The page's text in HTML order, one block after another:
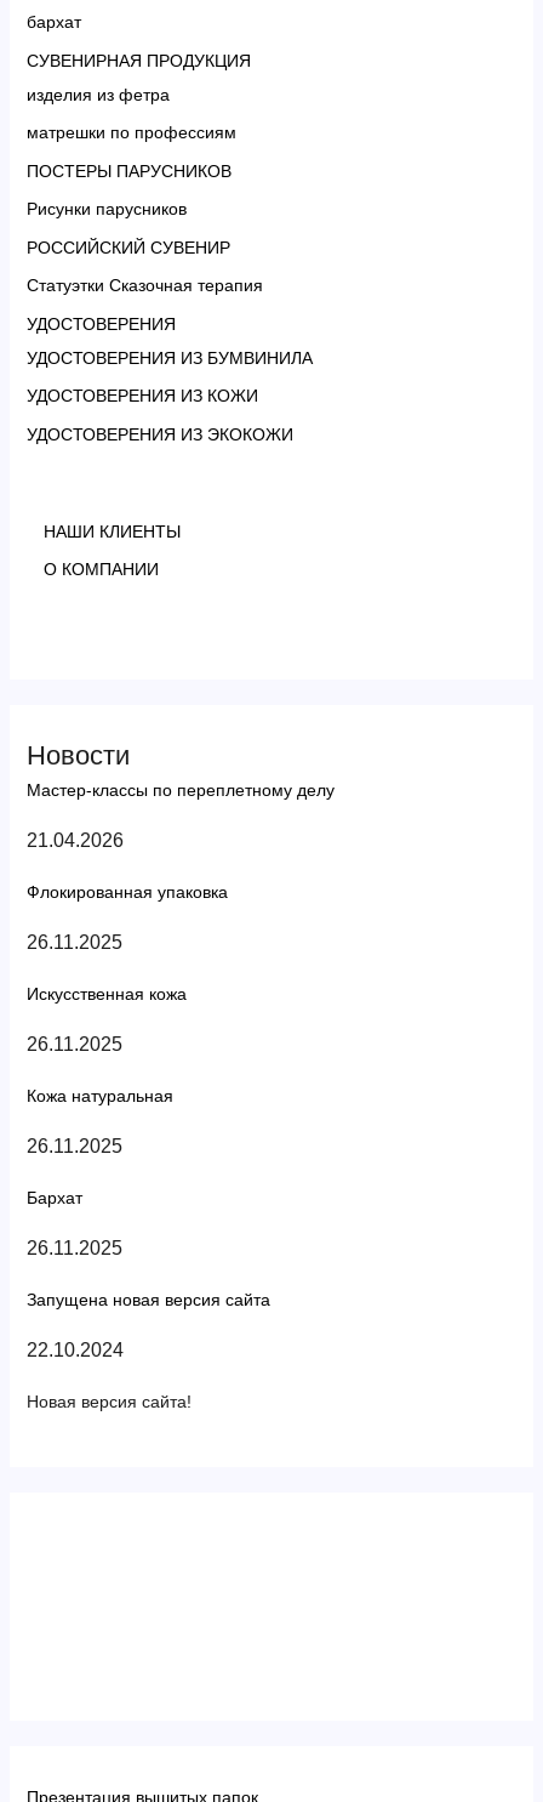
бархат
СУВЕНИРНАЯ ПРОДУКЦИЯ
изделия из фетра
матрешки по профессиям
ПОСТЕРЫ ПАРУСНИКОВ
Рисунки парусников
РОССИЙСКИЙ СУВЕНИР
Статуэтки Сказочная терапия
УДОСТОВЕРЕНИЯ
УДОСТОВЕРЕНИЯ ИЗ БУМВИНИЛА
УДОСТОВЕРЕНИЯ ИЗ КОЖИ
УДОСТОВЕРЕНИЯ ИЗ ЭКОКОЖИ
НАШИ КЛИЕНТЫ
О КОМПАНИИ
Новости
Мастер-классы по переплетному делу
21.04.2026
Флокированная упаковка
26.11.2025
Искусственная кожа
26.11.2025
Кожа натуральная
26.11.2025
Бархат
26.11.2025
Запущена новая версия сайта
22.10.2024
Новая версия сайта!
Презентация вышитых папок